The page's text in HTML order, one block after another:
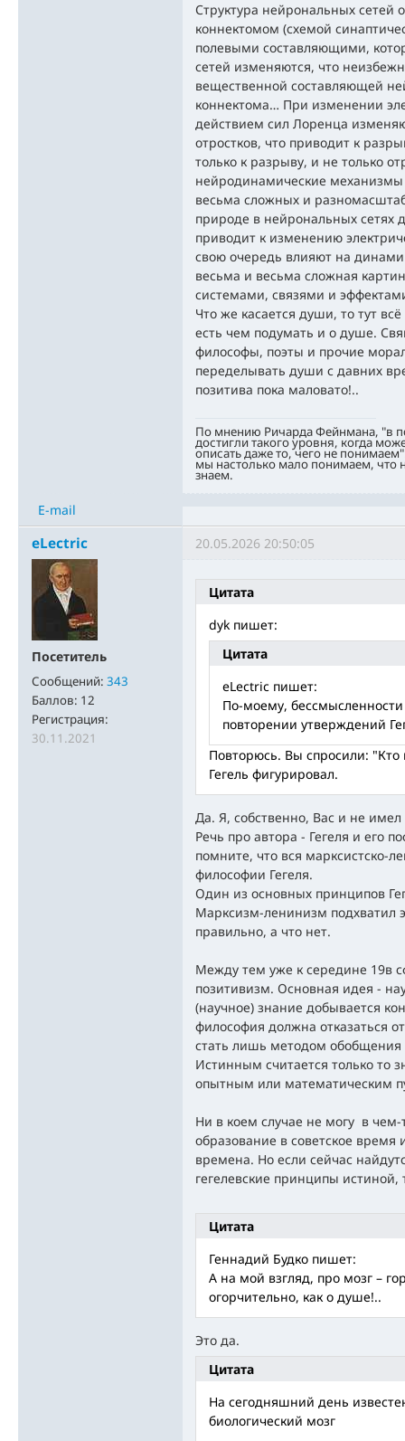
Структура нейрональных сетей
коннектомом (схемой
полевыми составляющими,
сетей изменяются, что
вещественной составляющей
коннектома… При изменении
действием сил Лоренца
отростков, что приводит к
только к разрыву, и не только
нейродинамические
весьма сложных и
природе в нейрональных сетях
приводит к изменению
свою очередь влияют на
весьма и весьма сложная
системами, связями и
Что же касается души, то тут
есть чем подумать и о душе.
философы, поэты и прочие
переделывать души с давних
позитива пока маловато!..
По мнению Ричарда Фейнмана, "в
достигли такого уровня, когда
описать даже то, чего не
мы настолько мало понимаем, что
знаем.
E-mail
eLectric
Посетитель
Сообщений: 343
Баллов: 12
Регистрация:
30.11.2021
20.05.2026 20:50:05
Цитата
dyk пишет:
Цитата
eLectric пишет:
По-моему,
повторении утверждений
Повторюсь. Вы спросили: "Кто
Гегель фигурировал.
Да. Я, собственно, Вас и не имел
Речь про автора - Гегеля и его
помните, что вся марксистско-
философии Гегеля.
Один из основных принципов
Марксизм-ленинизм подхватил
правильно, а что нет.
Между тем уже к середине 19в
позитивизм. Основная идея -
(научное) знание добывается
философия должна отказаться
стать лишь методом обобщения
Истинным считается только то
опытным или математическим
Ни в коем случае не могу в
образование в советское
времена. Но если сейчас
гегелевские принципы
Цитата
Геннадий Будко пишет:
А на мой взгляд, про мозг –
огорчительно, как о душе!..
Это да.
Цитата
На сегодняшний день
биологический мозг